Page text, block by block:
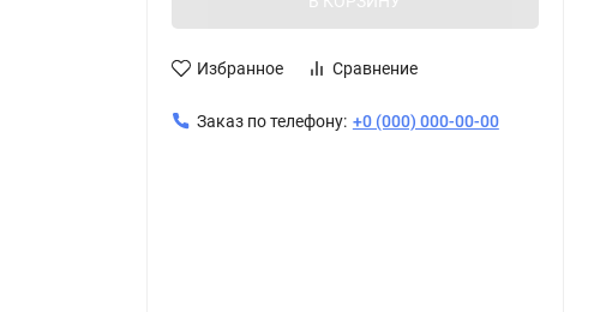
Избранное Сравнение
Заказ по телефону: +0 (000) 000-00-00